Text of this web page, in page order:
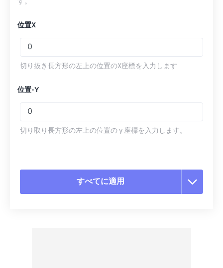
す。
位置X
切り抜き長方形の左上の位置のX座標を入力します
位置-Y
切り取り長方形の左上の位置の y 座標を入力します。
すべてに適用